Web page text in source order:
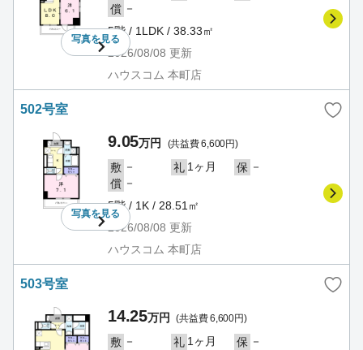
写真を見る
償 －
5階 / 1LDK / 38.33㎡
2026/08/08 更新
ハウスコム 本町店
502号室
写真を見る
9.05万円 (共益費 6,600円)
敷 － 礼 1ヶ月 保 －
償 －
5階 / 1K / 28.51㎡
2026/08/08 更新
ハウスコム 本町店
503号室
14.25万円 (共益費 6,600円)
敷 － 礼 1ヶ月 保 －